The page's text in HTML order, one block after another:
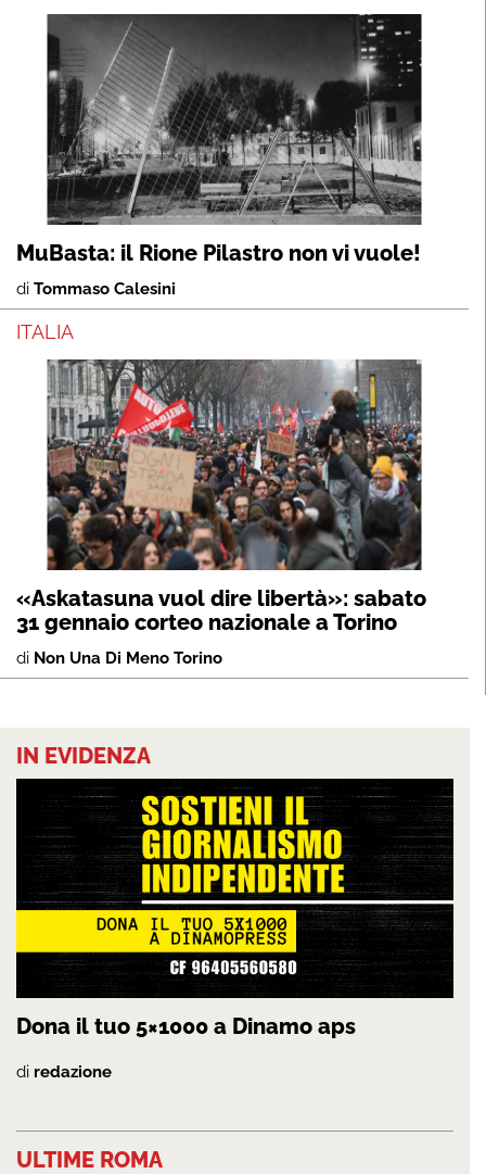
MuBasta: il Rione Pilastro non vi vuole!
di Tommaso Calesini
ITALIA
«Askatasuna vuol dire libertà»: sabato
31 gennaio corteo nazionale a Torino
di Non Una Di Meno Torino
IN EVIDENZA
Dona il tuo 5×1000 a Dinamo aps
di redazione
ULTIME ROMA